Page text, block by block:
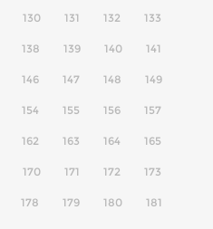
130 131 132 133
138 139 140 141
146 147 148 149
154 155 156 157
162 163 164 165
170 171 172 173
178 179 180 181